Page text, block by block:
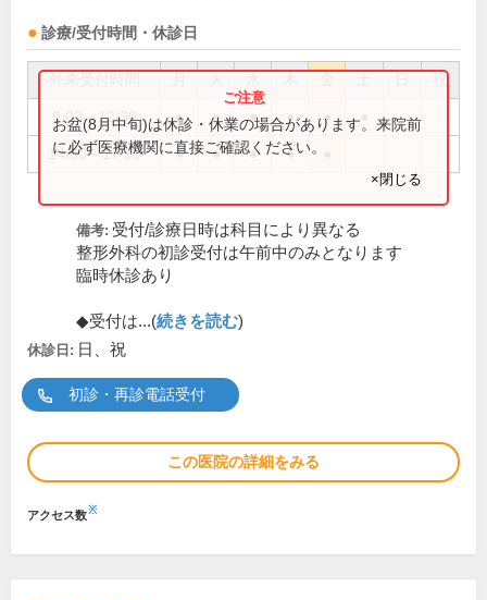
診療/受付時間・休診日
祝
9:00～12:30 ● ● ● ● ●
14:30～17:30 ● ● ● ●
お盆(8月中旬)は休診・休業の場合があります。来院前
に必ず医療機関に直接ご確認ください。
×閉じる
備考: 受付/診療日時は科目により異なる
整形外科の初診受付は午前中のみとなります
臨時休診あり
◆受付は...(続きを読む)
休診日: 日、祝
初診・再診電話受付
この医院の詳細をみる
アクセス数※